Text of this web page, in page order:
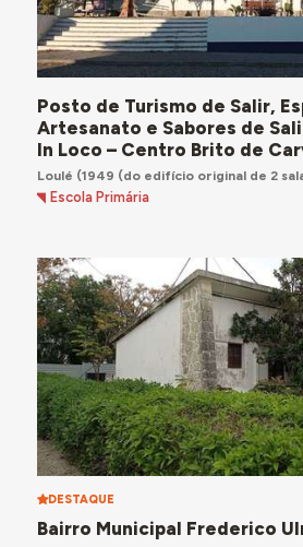
Posto de Turismo de Salir,
Artesanato e Sabores de
In Loco – Centro Brito de
Loulé (1949 (do edifício original de 2
Escola Primária
DESTAQUE
Bairro Municipal Frederico